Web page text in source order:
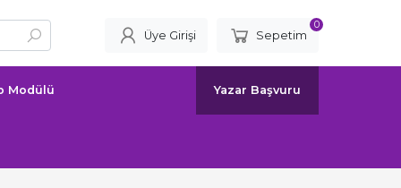
Üye Girişi Sepetim
0
Modülü Yazar Başvuru